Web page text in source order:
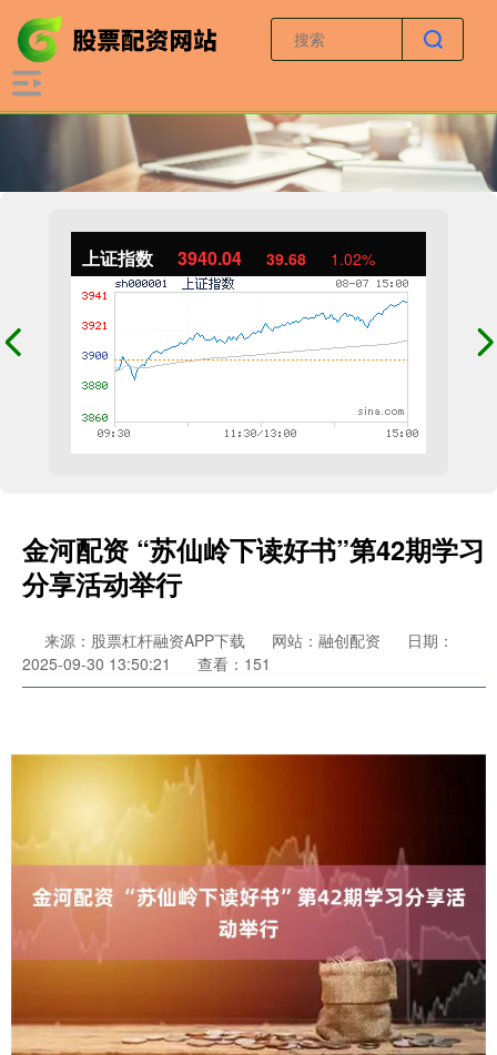
上证指数 3940.04 39.68 1.02%
金河配资 “苏仙岭下读好书”第42期学习
分享活动举行
来源：股票杠杆融资APP下载 网站：融创配资
日期：
2025-09-30 13:50:21
查看：151